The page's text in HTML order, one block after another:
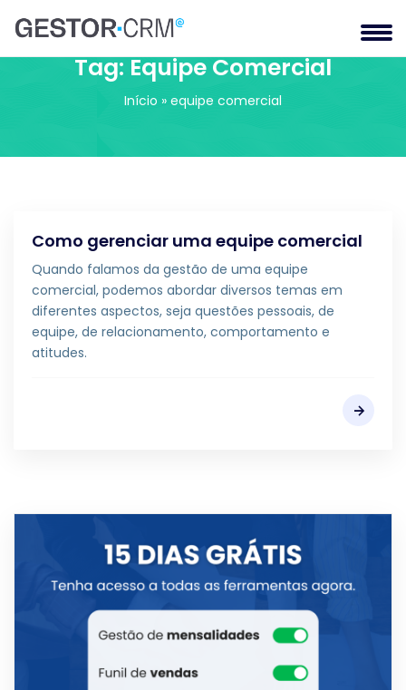
Tag:Equipe Comercial
Início » equipe comercial
Como gerenciar uma equipe comercial
Quando falamos da gestão de uma equipe
comercial, podemos abordar diversos temas em
diferentes aspectos, seja questões pessoais, de
equipe, de relacionamento, comportamento e
atitudes.